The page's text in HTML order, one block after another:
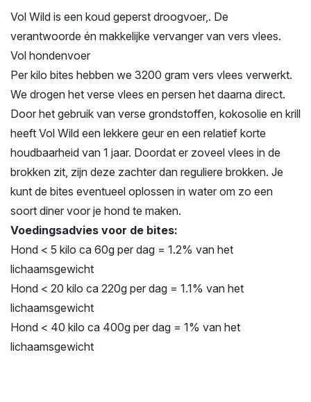
Vol Wild is een koud geperst droogvoer,. De
verantwoorde én makkelijke vervanger van vers vlees.
Vol hondenvoer
Per kilo bites hebben we 3200 gram vers vlees verwerkt.
We drogen het verse vlees en persen het daarna direct.
Door het gebruik van verse grondstoffen, kokosolie en krill
heeft Vol Wild een lekkere geur en een relatief korte
houdbaarheid van 1 jaar. Doordat er zoveel vlees in de
brokken zit, zijn deze zachter dan reguliere brokken. Je
kunt de bites eventueel oplossen in water om zo een
soort diner voor je hond te maken.
Voedingsadvies voor de bites:
Hond < 5 kilo ca 60g per dag = 1.2% van het
lichaamsgewicht
Hond < 20 kilo ca 220g per dag = 1.1% van het
lichaamsgewicht
Hond < 40 kilo ca 400g per dag = 1% van het
lichaamsgewicht